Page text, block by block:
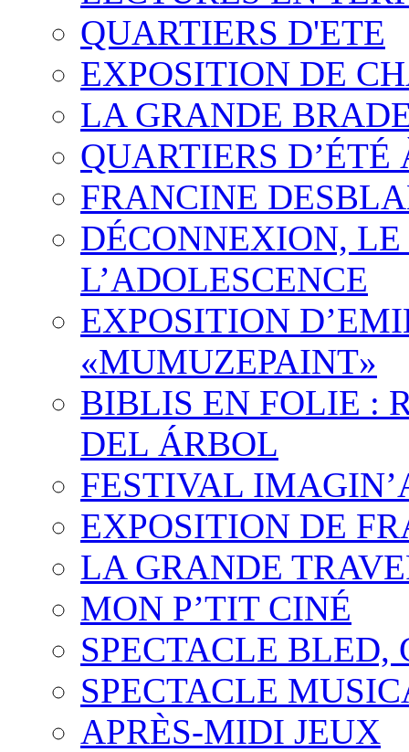
QUARTIERS D'ETE
EXPOSITION DE
LA GRANDE
QUARTIERS D’ÉTÉ
FRANCINE
DÉCONNEXION,
L’ADOLESCENCE
EXPOSITION
«MUMUZEPAINT»
BIBLIS EN FOLIE :
DEL ÁRBOL
FESTIVAL
EXPOSITION DE
LA GRANDE
MON P’TIT CINÉ
SPECTACLE BLED,
SPECTACLE
APRÈS-MIDI JEUX